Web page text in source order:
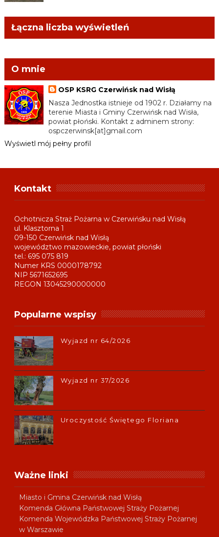
Łączna liczba wyświetleń
O mnie
OSP KSRG Czerwińsk nad Wisłą
Nasza Jednostka istnieje od 1902 r. Działamy na
terenie Miasta i Gminy Czerwińsk nad Wisła,
powiat płoński. Kontakt z adminem strony:
ospczerwinsk[at]gmail.com
Wyświetl mój pełny profil
Kontakt
Ochotnicza Straż Pożarna w Czerwińsku nad Wisłą
ul. Klasztorna 1
09-150 Czerwińsk nad Wisłą
województwo mazowieckie, powiat płoński
tel.: 695 075 819
Numer KRS 0000178792
NIP 5671652695
REGON 13045290000000
Popularne wspisy
Wyjazd nr 64/2026
Wyjazd nr 37/2026
Uroczystość Świętego Floriana
Ważne linki
Miasto i Gmina Czerwińsk nad Wisłą
Komenda Główna Państwowej Straży Pożarnej
Komenda Wojewódzka Państwowej Straży Pożarnej
w Warszawie